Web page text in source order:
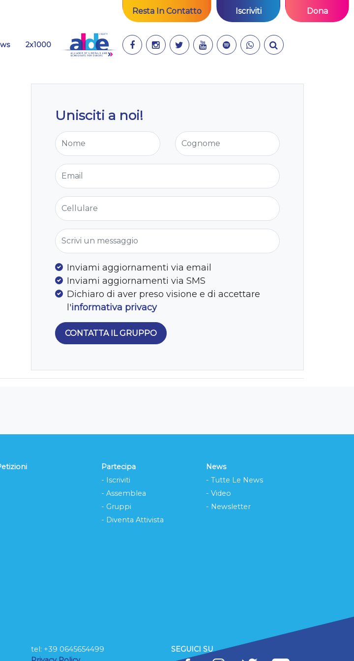
Resta In Contatto Iscriviti Dona
2x1000
Unisciti a noi!
Nome Cognome
Email
Cellulare
Scrivi un messaggio
Inviami aggiornamenti via email
Inviami aggiornamenti via SMS
Dichiaro di aver preso visione e di accettare
l'informativa privacy
Partecipa
- Iscriviti
- Assemblea
- Gruppi
- Diventa Attivista
News
- Tutte Le News
- Video
- Newsletter
tel: ‭+39 0645654499
SEGUICI SU